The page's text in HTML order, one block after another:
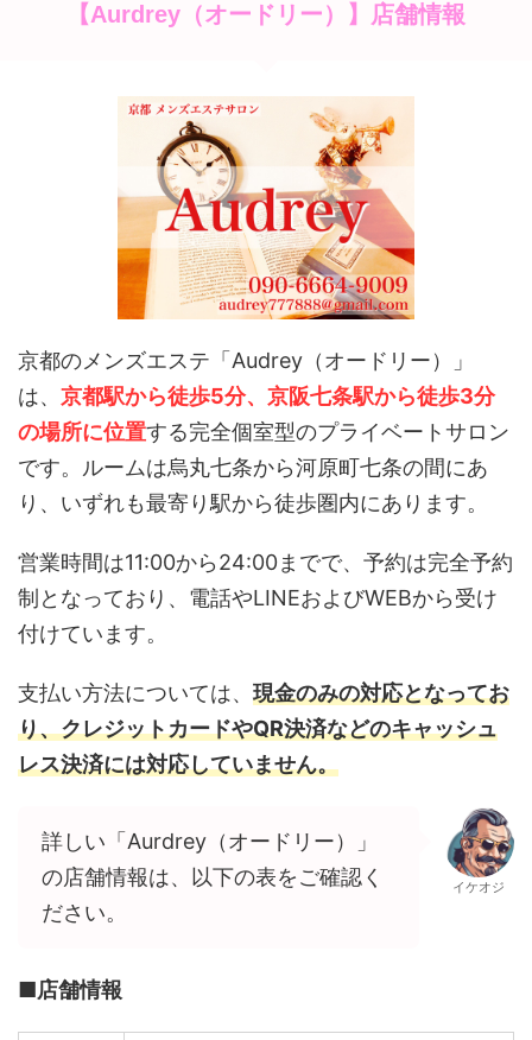
【Aurdrey（オードリー）】店舗情報
京都のメンズエステ「Audrey（オードリー）」
は、 京都駅から徒歩5分、京阪七条駅から徒歩3分
の場所に位置する完全個室型のプライベートサロン
です。 ルームは烏丸七条から河原町七条の間にあ
り、いずれも最寄り駅から徒歩圏内にあります。
営業時間は11:00から24:00までで、 予約は完全予約
制となっており、電話やLINEおよびWEBから受け
付けています。
支払い方法については、 現金のみの対応となってお
り、クレジットカードやQR決済などのキャッシュ
レス決済には対応していません。
詳しい「Aurdrey（オードリー）」
の店舗情報は、以下の表をご確認く
ださい。
イケオジ
■店舗情報